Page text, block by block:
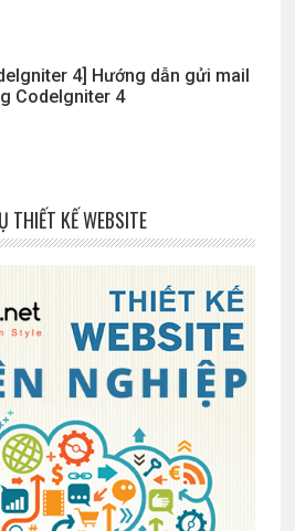
4] Hướng dẫn gửi mail
CodeIgniter 4
THIẾT KẾ WEBSITE